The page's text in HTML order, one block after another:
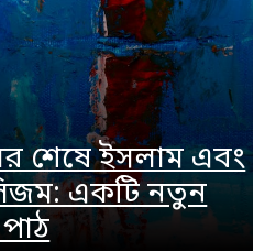
শেষে ইসলাম এবং
একটি নতুন